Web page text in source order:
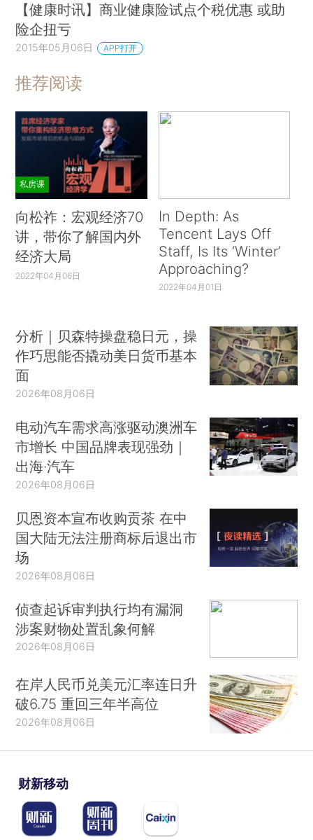
【健康时讯】商业健康险试点个税优惠 或助
险企扭亏
2015年05月06日 APP打开
推荐阅读
私房课
向松祚：宏观经济70
讲，带你了解国内外
经济大局
2022年04月06日
In Depth: As
Tencent Lays Off
Staff, Is Its ‘Winter’
Approaching?
2022年04月01日
分析｜贝森特操盘稳日元，操
作巧思能否撬动美日货币基本
面
2026年08月06日
电动汽车需求高涨驱动澳洲车
市增长 中国品牌表现强劲｜
出海·汽车
2026年08月06日
贝恩资本宣布收购贡茶 在中
国大陆无法注册商标后退出市
场
2026年08月06日
侦查起诉审判执行均有漏洞
涉案财物处置乱象何解
2026年08月06日
在岸人民币兑美元汇率连日升
破6.75 重回三年半高位
2026年08月06日
财新移动